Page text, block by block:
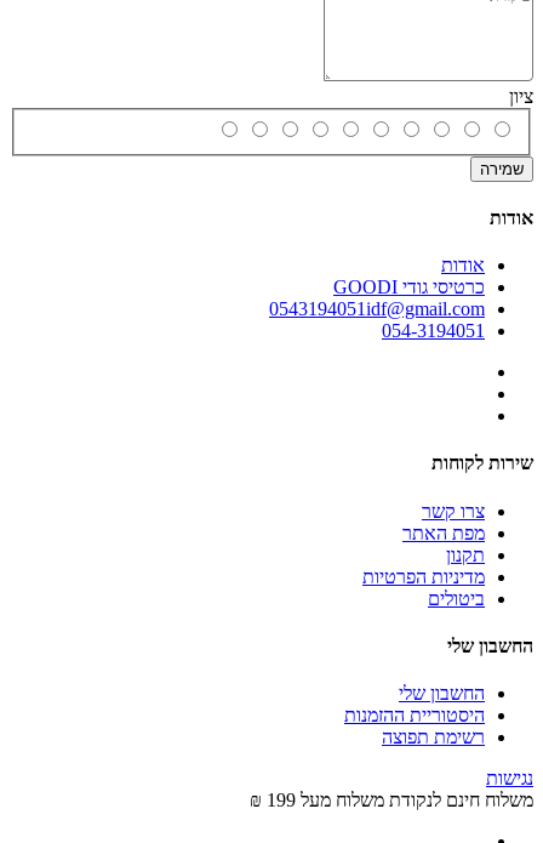
ציון
שמירה
אודות
אודות
כרטיסי גודי GOODI
0543194051idf@gmail.com
054-3194051
שירות לקוחות
צרו קשר
מפת האתר
תקנון
מדיניות הפרטיות
ביטולים
החשבון שלי
החשבון שלי
היסטוריית ההזמנות
רשימת תפוצה
נגישות
משלוח חינם לנקודת משלוח מעל 199 ₪